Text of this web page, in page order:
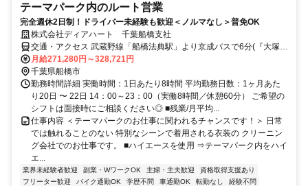
テーマパーク内のルート営業
完全週休2日制！ドライバー未経験も歓迎＜ノルマなし＞普免OK
株式会社ディアハート 千葉船橋支社
交通・アクセス 武蔵野線「船橋法典駅」より京成バスで6分(『大塚ガ
ラスバス停』を下りた目の前)、車で10分
月給271,280円～328,721円
千葉県船橋市
勤務時間詳細 実働時間：1日あたり8時間 平均勤務日数：1ヶ月あた
り20日 〜 22日 14：00～23：00（実働8時間／休憩60分） ご希望の
シフトは面接時にご相談ください◎ ■残業/月平均...
仕事内容 ＜テーマパークのお仕事に関われるチャンスです！＞ 日常
では触れることのない 特別なシーンで着用される衣装の クリーニン
グ会社でのお仕事です。 ■ハイエースを使用 ⇒テーマパーク内をハイ
エ...
業界未経験者歓迎 副業・WワークOK 主婦・主夫歓迎
資格取得支援あり
フリーター歓迎
バイク通勤OK 学歴不問 車通勤OK 転勤なし
経験不問